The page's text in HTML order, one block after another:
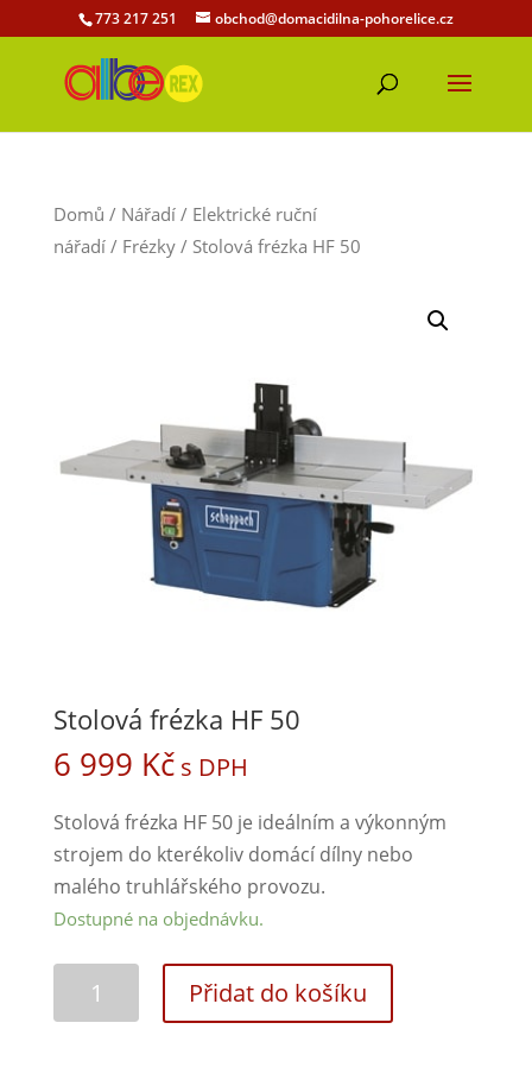
773 217 251 obchod@domacidilna-pohorelice.cz
Domů / Nářadí/ Elektrické ruční
nářadí/ Frézky/ Stolová frézka HF 50
Stolová frézka HF 50
6 999 Kč s DPH
Stolová frézka HF 50 je ideálním a výkonným
strojem do kterékoliv domácí dílny nebo
malého truhlářského provozu.
Dostupné na objednávku.
Přidat do košíku